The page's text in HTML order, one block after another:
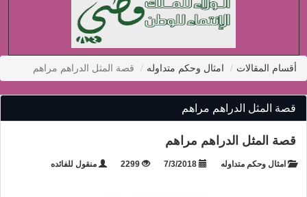
أقسام المقالات امثال وحكم متداوله قصة المثل الدراهم مراهم
قصة المثل الدراهم مراهم
قصة المثل الدراهم مراهم
امثال وحكم متداوله 2299 منقول للفائده